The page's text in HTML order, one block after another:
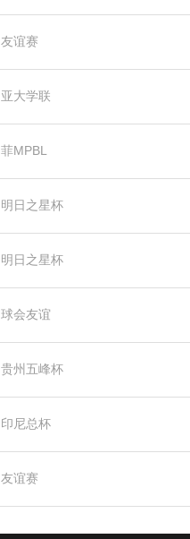
友谊赛
亚大学联
菲MPBL
明日之星杯
明日之星杯
球会友谊
贵州五峰杯
印尼总杯
友谊赛